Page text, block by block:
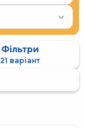
Фільтри
21 варіант